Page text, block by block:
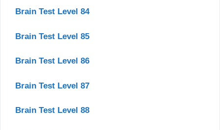
Brain Test Level 84
Brain Test Level 85
Brain Test Level 86
Brain Test Level 87
Brain Test Level 88